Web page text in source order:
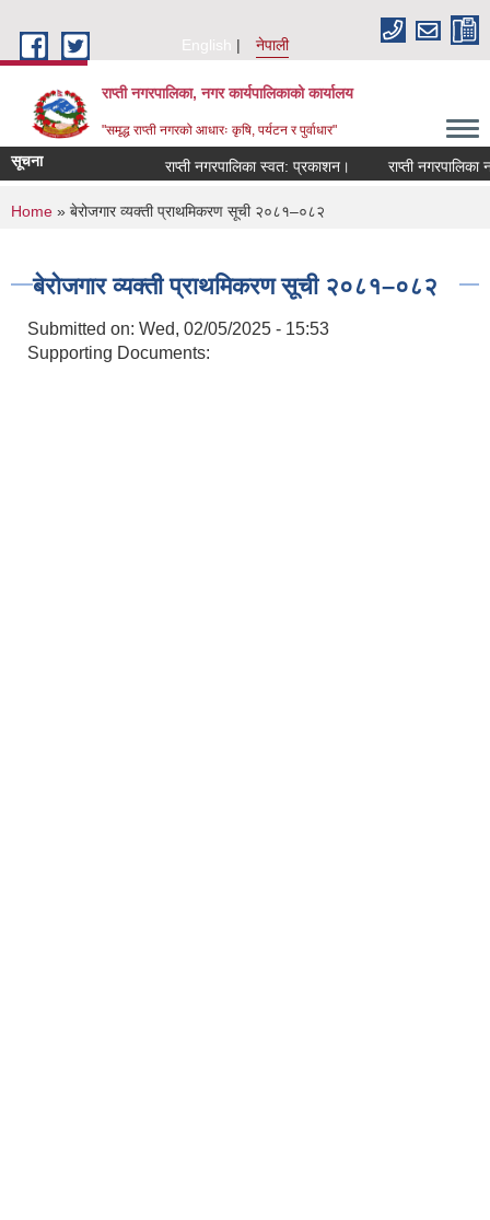
English
नेपाली
राप्ती नगरपालिका, नगर कार्यपालिकाको कार्यालय
"समृद्ध राप्ती नगरको आधारः कृषि, पर्यटन र पुर्वाधार"
सूचना राप्ती नगरपालिका स्वत: प्रकाशन। राप्ती नगरपालिका
You are here
Home » बेरोजगार व्यक्ती प्राथमिकरण सूची २०८१–०८२
बेरोजगार व्यक्ती प्राथमिकरण सूची २०८१–०८२
Submitted on: Wed, 02/05/2025 - 15:53
Supporting Documents: